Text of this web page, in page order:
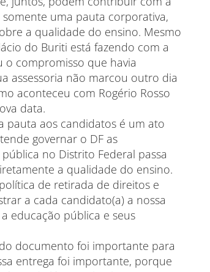
uma pauta corporativa,
a qualidade do ensino. Mesmo
do Buriti está fazendo com a
o compromisso que havia
assessoria não marcou outro dia
aconteceu com Rogério Rosso
data.
pauta aos candidatos é um ato
governar o DF as
no Distrito Federal passa
a qualidade do ensino.
de retirada de direitos e
a cada candidato(a) a nossa
educação pública e seus
documento foi importante para
entrega foi importante, porque